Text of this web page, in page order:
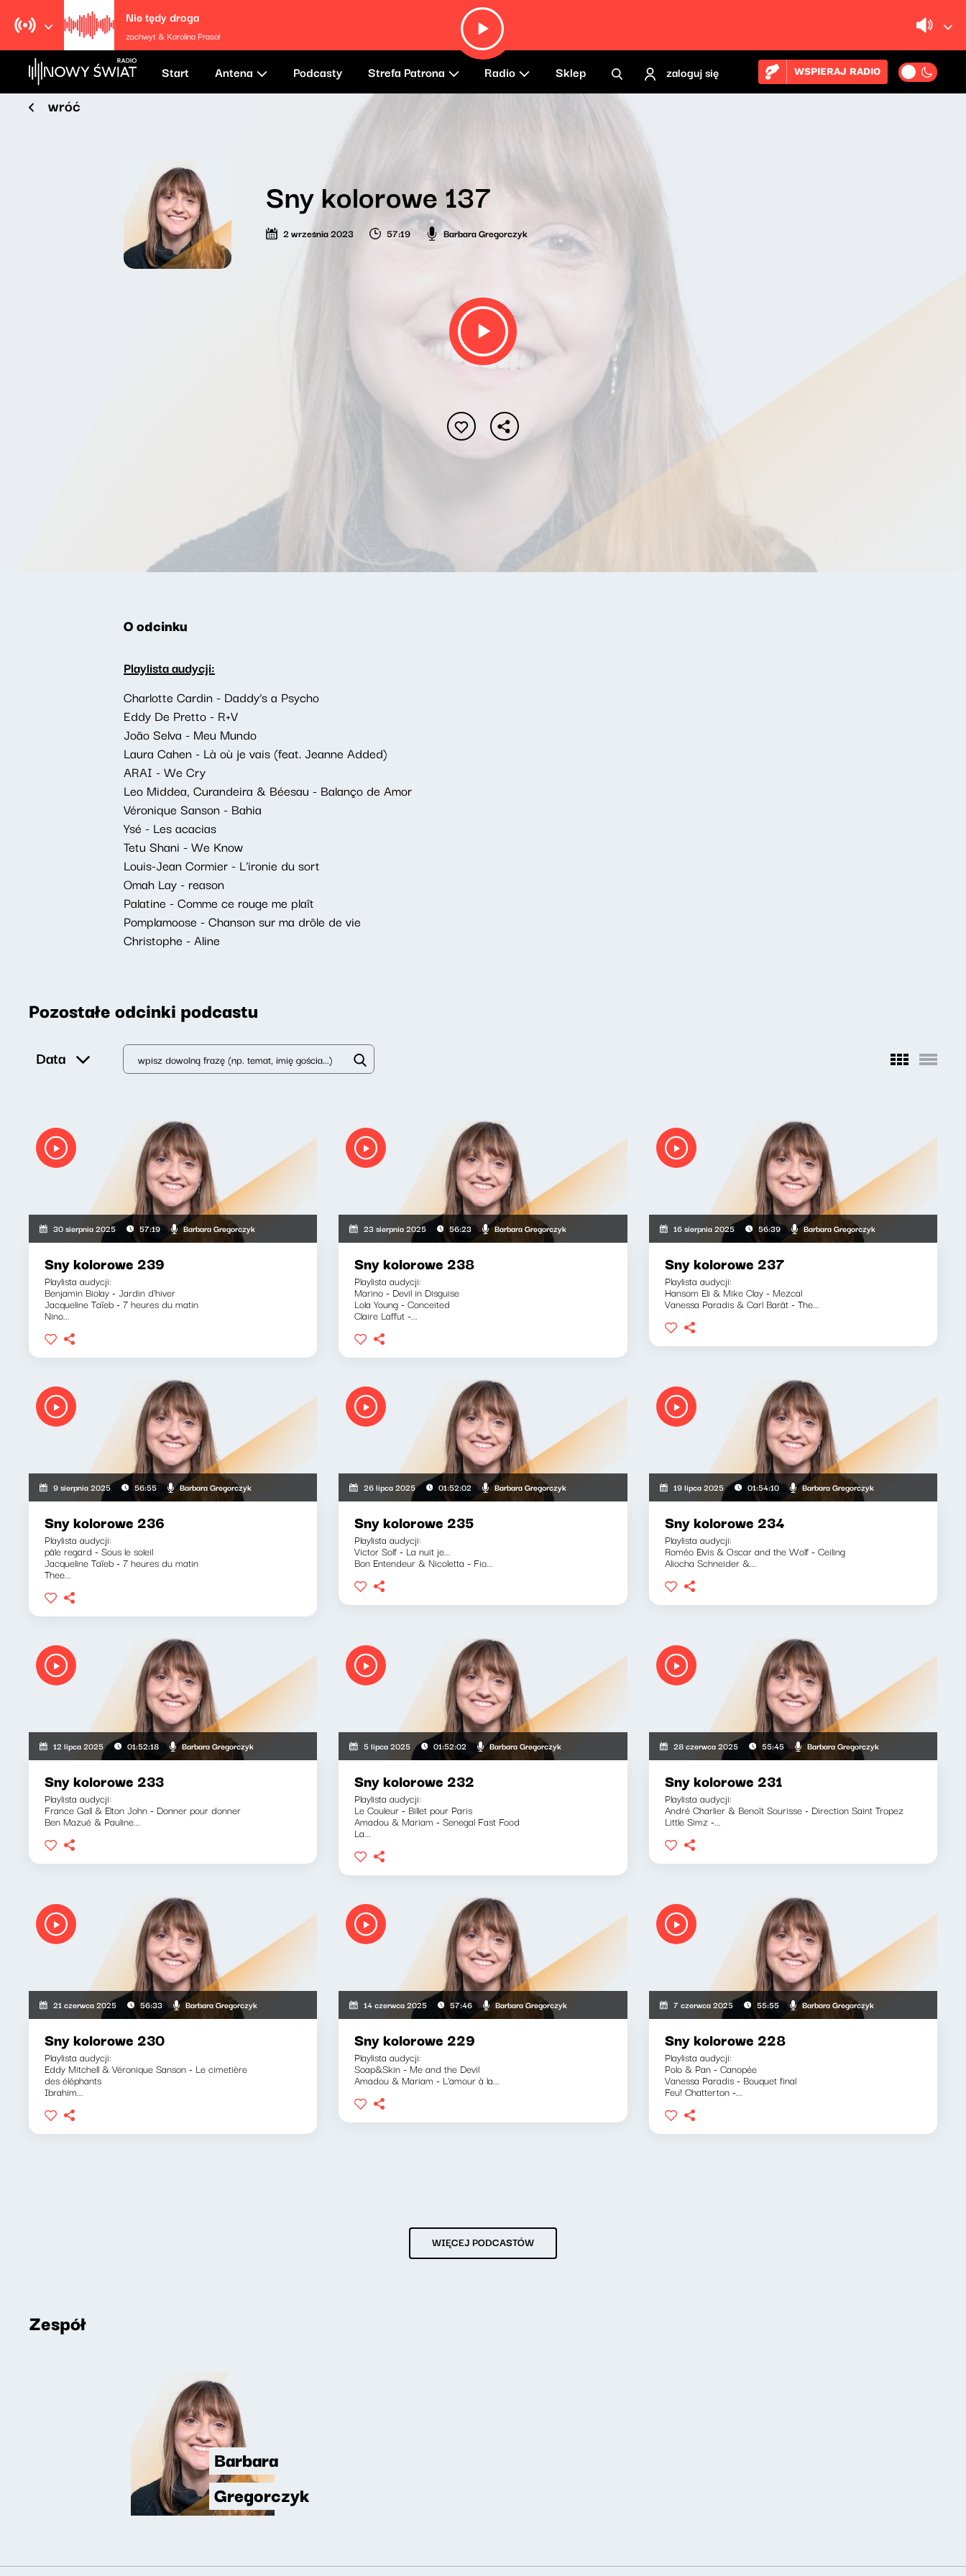
Nie tędy droga
zachwyt & Karolina Prasał
Start Antena Podcasty Strefa Patrona Radio Sklep zaloguj się WSPIERAJ RADIO
wróć
Sny kolorowe 137
2 września 2023 57:19 Barbara Gregorczyk
O odcinku
Playlista audycji:
Charlotte Cardin - Daddy’s a Psycho
Eddy De Pretto - R+V
João Selva - Meu Mundo
Laura Cahen - Là où je vais (feat. Jeanne Added)
ARAI - We Cry
Leo Middea, Curandeira & Béesau - Balanço de Amor
Véronique Sanson - Bahia
Ysé - Les acacias
Tetu Shani - We Know
Louis-Jean Cormier - L'ironie du sort
Omah Lay - reason
Palatine - Comme ce rouge me plaît
Pomplamoose - Chanson sur ma drôle de vie
Christophe - Aline
Pozostałe odcinki podcastu
Data
30 sierpnia 2025 57:19 Barbara Gregorczyk
Sny kolorowe 239
Playlista audycji:
Benjamin Biolay - Jardin d'hiver
Jacqueline Taïeb - 7 heures du matin
Nino...
23 sierpnia 2025 56:23 Barbara Gregorczyk
Sny kolorowe 238
Playlista audycji:
Marino - Devil in Disguise
Lola Young - Conceited
Claire Laffut -...
16 sierpnia 2025 56:39 Barbara Gregorczyk
Sny kolorowe 237
Playlista audycji:
Hansom Eli & Mike Clay - Mezcal
Vanessa Paradis & Carl Barât - The...
9 sierpnia 2025 56:55 Barbara Gregorczyk
Sny kolorowe 236
Playlista audycji:
pâle regard - Sous le soleil
Jacqueline Taïeb - 7 heures du matin
Thee...
26 lipca 2025 01:52:02 Barbara Gregorczyk
Sny kolorowe 235
Playlista audycji:
Victor Solf - La nuit je...
Bon Entendeur & Nicoletta - Fio...
19 lipca 2025 01:54:10 Barbara Gregorczyk
Sny kolorowe 234
Playlista audycji:
Roméo Elvis & Oscar and the Wolf - Ceiling
Aliocha Schneider &...
12 lipca 2025 01:52:18 Barbara Gregorczyk
Sny kolorowe 233
Playlista audycji:
France Gall & Elton John - Donner pour donner
Ben Mazué & Pauline...
5 lipca 2025 01:52:02 Barbara Gregorczyk
Sny kolorowe 232
Playlista audycji:
Le Couleur - Billet pour Paris
Amadou & Mariam - Senegal Fast Food
La...
28 czerwca 2025 55:45 Barbara Gregorczyk
Sny kolorowe 231
Playlista audycji:
André Charlier & Benoît Sourisse - Direction Saint Tropez
Little Simz -...
21 czerwca 2025 56:33 Barbara Gregorczyk
Sny kolorowe 230
Playlista audycji:
Eddy Mitchell & Véronique Sanson - Le cimetière
des éléphants
Ibrahim...
14 czerwca 2025 57:46 Barbara Gregorczyk
Sny kolorowe 229
Playlista audycji:
Soap&Skin - Me and the Devil
Amadou & Mariam - L'amour à la...
7 czerwca 2025 55:55 Barbara Gregorczyk
Sny kolorowe 228
Playlista audycji:
Polo & Pan - Canopée
Vanessa Paradis - Bouquet final
Feu! Chatterton -...
WIĘCEJ PODCASTÓW
Zespół
Barbara
Gregorczyk